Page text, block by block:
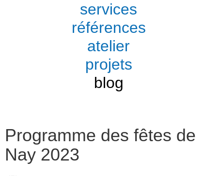
services
références
atelier
projets
blog
Programme des fêtes de
Nay 2023